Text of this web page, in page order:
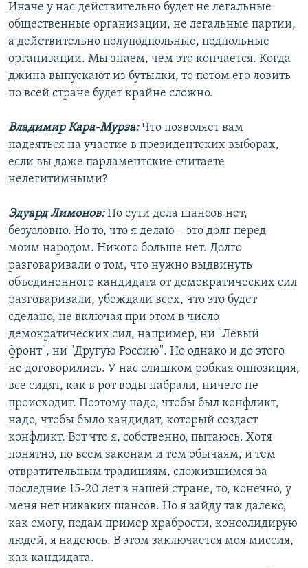
Иначе у нас действительно будет не легальные
общественные организации, не легальные партии,
а действительно полуподпольные, подпольные
организации. Мы знаем, чем это кончается. Когда
джина выпускают из бутылки, то потом его ловить
по всей стране будет крайне сложно.
Владимир Кара-Мурза:Что позволяет вам
надеяться на участие в президентских выборах,
если вы даже парламентские считаете
нелегитимными?
Эдуард Лимонов:По сути дела шансов нет,
безусловно. Но то, что я делаю – это долг перед
моим народом. Никого больше нет. Долго
разговаривали о том, что нужно выдвинуть
объединенного кандидата от демократических сил
разговаривали, убеждали всех, что это будет
сделано, не включая при этом в число
демократических сил, например, ни "Левый
фронт", ни "Другую Россию". Но однако и до этого
не договорились. У нас слишком робкая оппозиция,
все сидят, как в рот воды набрали, ничего не
происходит. Поэтому надо, чтобы был конфликт,
надо, чтобы было кандидат, который создаст
конфликт. Вот что я, собственно, пытаюсь. Хотя
понятно, по всем законам и тем обычаям, и тем
отвратительным традициям, сложившимся за
последние 15-20 лет в нашей стране, то, конечно, у
меня нет никаких шансов. Но я зайду так далеко,
как смогу, подам пример храбрости, консолидирую
людей, я надеюсь. В этом заключается моя миссия,
как кандидата.